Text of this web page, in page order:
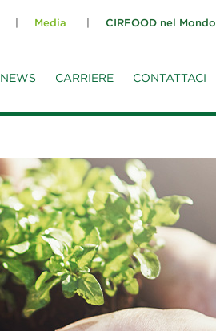
Media CIRFOOD nel Mondo
NEWS CARRIERE CONTATTACI